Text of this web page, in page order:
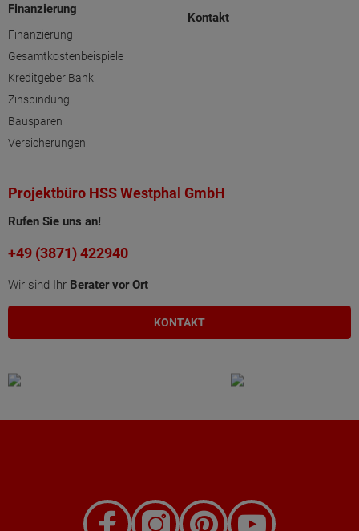
Finanzierung
Finanzierung
Gesamtkostenbeispiele
Kreditgeber Bank
Zinsbindung
Bausparen
Versicherungen
Kontakt
Projektbüro HSS Westphal GmbH
Rufen Sie uns an!
+49 (3871) 422940
Wir sind Ihr Berater vor Ort
KONTAKT